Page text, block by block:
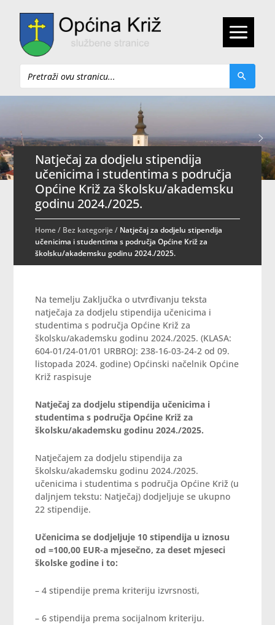
Pretraži
Natječaj za dodjelu stipendija
učenicima i studentima s područja
Općine Križ za školsku/akademsku
godinu 2024./2025.
Home/ Bez kategorije/ Natječaj za dodjelu stipendija
učenicima i studentima s područja Općine Križ za
školsku/akademsku godinu 2024./2025.
Na temelju Zaključka o utvrđivanju teksta
natječaja za dodjelu stipendija učenicima i
studentima s područja Općine Križ za
školsku/akademsku godinu 2024./2025. (KLASA:
604-01/24-01/01 URBROJ: 238-16-03-24-2 od 09.
listopada 2024. godine) Općinski načelnik Općine
Križ raspisuje
Natječaj za dodjelu stipendija učenicima i
studentima s područja Općine Križ za
školsku/akademsku godinu 2024./2025.
Natječajem za dodjelu stipendija za
školsku/akademsku godinu 2024./2025.
učenicima i studentima s područja Općine Križ (u
daljnjem tekstu: Natječaj) dodjeljuje se ukupno
22 stipendije.
Učenicima se dodjeljuje 10 stipendija u iznosu
od =100,00 EUR-a mjesečno, za deset mjeseci
školske godine i to:
– 4 stipendije prema kriteriju izvrsnosti,
– 6 stipendija prema socijalnom kriteriju.